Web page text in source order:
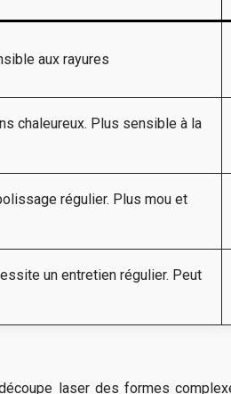
aux rayures
chaleureux. Plus sensible à la
régulier. Plus mou et
un entretien régulier. Peut
laser des formes